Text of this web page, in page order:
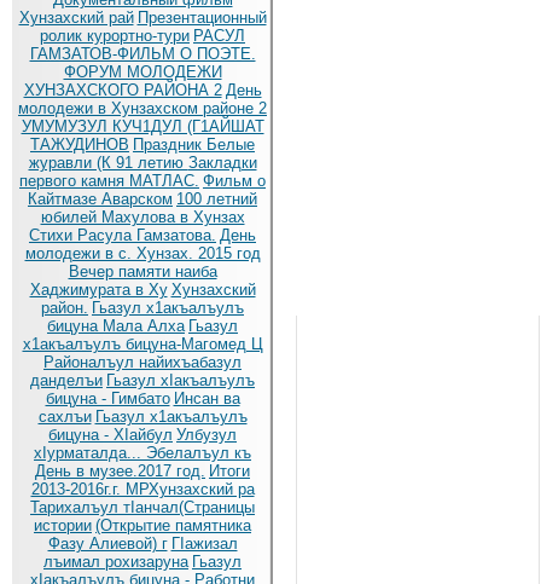
Хунзахский рай Презентационный
ролик курортно-тури РАСУЛ
ГАМЗАТОВ-ФИЛЬМ О ПОЭТЕ.
ФОРУМ МОЛОДЕЖИ
ХУНЗАХСКОГО РАЙОНА 2 День
молодежи в Хунзахском районе 2
УМУМУЗУЛ КУЧ1ДУЛ (Г1АЙШАТ
ТАЖУДИНОВ Праздник Белые
журавли (К 91 летию Закладки
первого камня МАТЛАС. Фильм о
Кайтмазе Аварском 100 летний
юбилей Махулова в Хунзах
Стихи Расула Гамзатова. День
молодежи в с. Хунзах. 2015 год
Вечер памяти наиба
Хаджимурата в Ху Хунзахский
район. Гьазул х1акъалъулъ
бицуна Мала Алха Гьазул
х1акъалъулъ бицуна-Магомед Ц
Районалъул найихъабазул
данделъи Гьазул хIакъалъулъ
бицуна - Гимбато Инсан ва
сахлъи Гьазул х1акъалъулъ
бицуна - ХIайбул Улбузул
хIурматалда... Эбелалъул къ
День в музее.2017 год. Итоги
2013-2016г.г. МРХунзахский ра
Тарихалъул тIанчал(Страницы
истории (Открытие памятника
Фазу Алиевой) г ГIажизал
лъимал рохизаруна Гьазул
хIакъалъулъ бицуна - Работни